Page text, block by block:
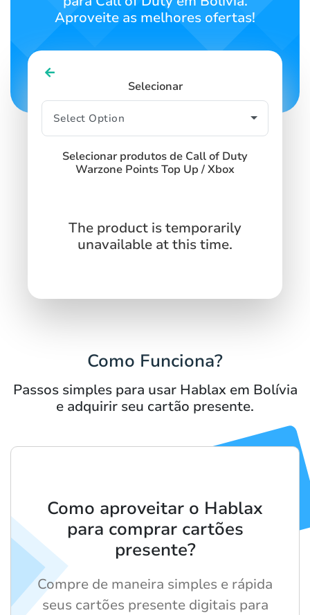
Aproveite as melhores ofertas!
Selecionar
Selecionar produtos de Call of Duty
Warzone Points Top Up / Xbox
The product is temporarily
unavailable at this time.
Como Funciona?
Passos simples para usar Hablax em Bolívia
e adquirir seu cartão presente.
Como aproveitar o Hablax
para comprar cartões
presente?
Compre de maneira simples e rápida
seus cartões presente digitais para